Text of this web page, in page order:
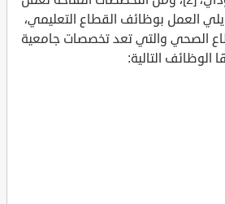
العمل بوظائف القطاع التعليمي،
الصحي والتي تعد تخصصات جامعية